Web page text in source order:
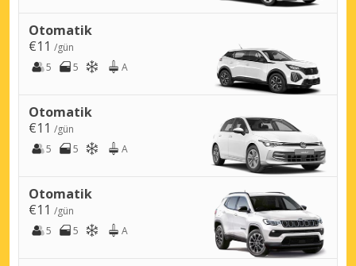
Otomatik
€11 /gün
5
5 A
Otomatik
€11 /gün
5
5 A
Otomatik
€11 /gün
5
5 A